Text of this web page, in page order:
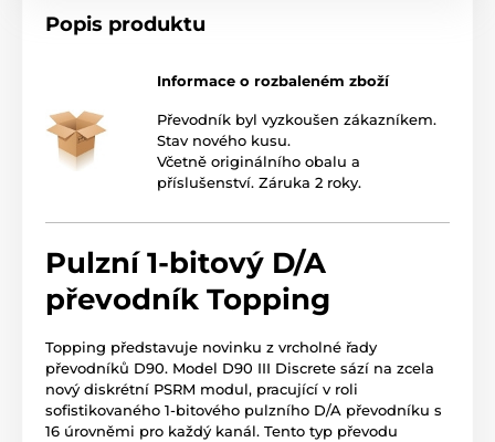
Popis produktu
Informace o rozbaleném zboží
Převodník byl vyzkoušen zákazníkem.
Stav nového kusu.
Včetně originálního obalu a
příslušenství. Záruka 2 roky.
Pulzní 1-bitový D/A
převodník Topping
Topping představuje novinku z vrcholné řady
převodníků D90. Model D90 III Discrete sází na zcela
nový diskrétní PSRM modul, pracující v roli
sofistikovaného 1-bitového pulzního D/A převodníku s
16 úrovněmi pro každý kanál. Tento typ převodu